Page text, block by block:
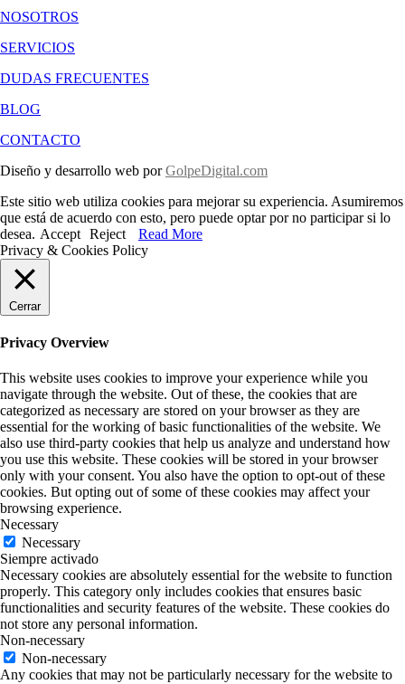
NOSOTROS
SERVICIOS
DUDAS FRECUENTES
BLOG
CONTACTO
Diseño y desarrollo web porGolpeDigital.com
Este sitio web utiliza cookies para mejorar su experiencia. Asumiremos
que está de acuerdo con esto, pero puede optar por no participar si lo
desea. Accept Reject
Read More
Privacy & Cookies Policy
Cerrar
Privacy Overview
This website uses cookies to improve your experience while you
navigate through the website. Out of these, the cookies that are
categorized as necessary are stored on your browser as they are
essential for the working of basic functionalities of the website. We
also use third-party cookies that help us analyze and understand how
you use this website. These cookies will be stored in your browser
only with your consent. You also have the option to opt-out of these
cookies. But opting out of some of these cookies may affect your
browsing experience.
Necessary
Necessary
Siempre activado
Necessary cookies are absolutely essential for the website to function
properly. This category only includes cookies that ensures basic
functionalities and security features of the website. These cookies do
not store any personal information.
Non-necessary
Non-necessary
Any cookies that may not be particularly necessary for the website to